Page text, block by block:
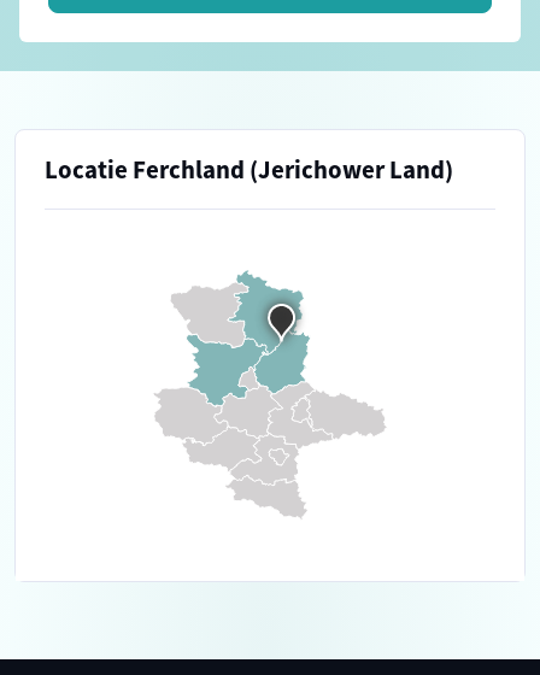
Locatie Ferchland (Jerichower Land)